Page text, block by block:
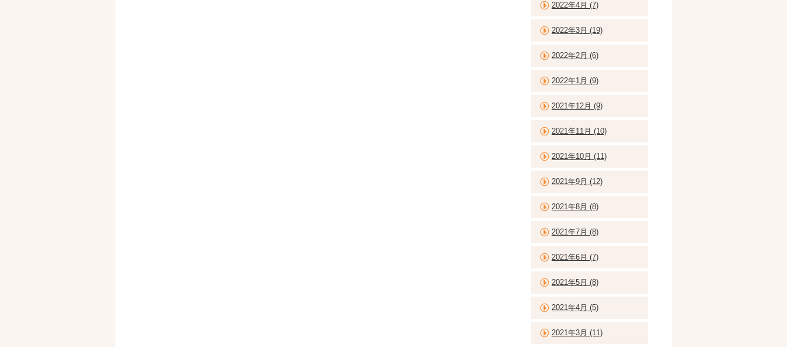
2022年4月 (7)
2022年3月 (19)
2022年2月 (6)
2022年1月 (9)
2021年12月 (9)
2021年11月 (10)
2021年10月 (11)
2021年9月 (12)
2021年8月 (8)
2021年7月 (8)
2021年6月 (7)
2021年5月 (8)
2021年4月 (5)
2021年3月 (11)